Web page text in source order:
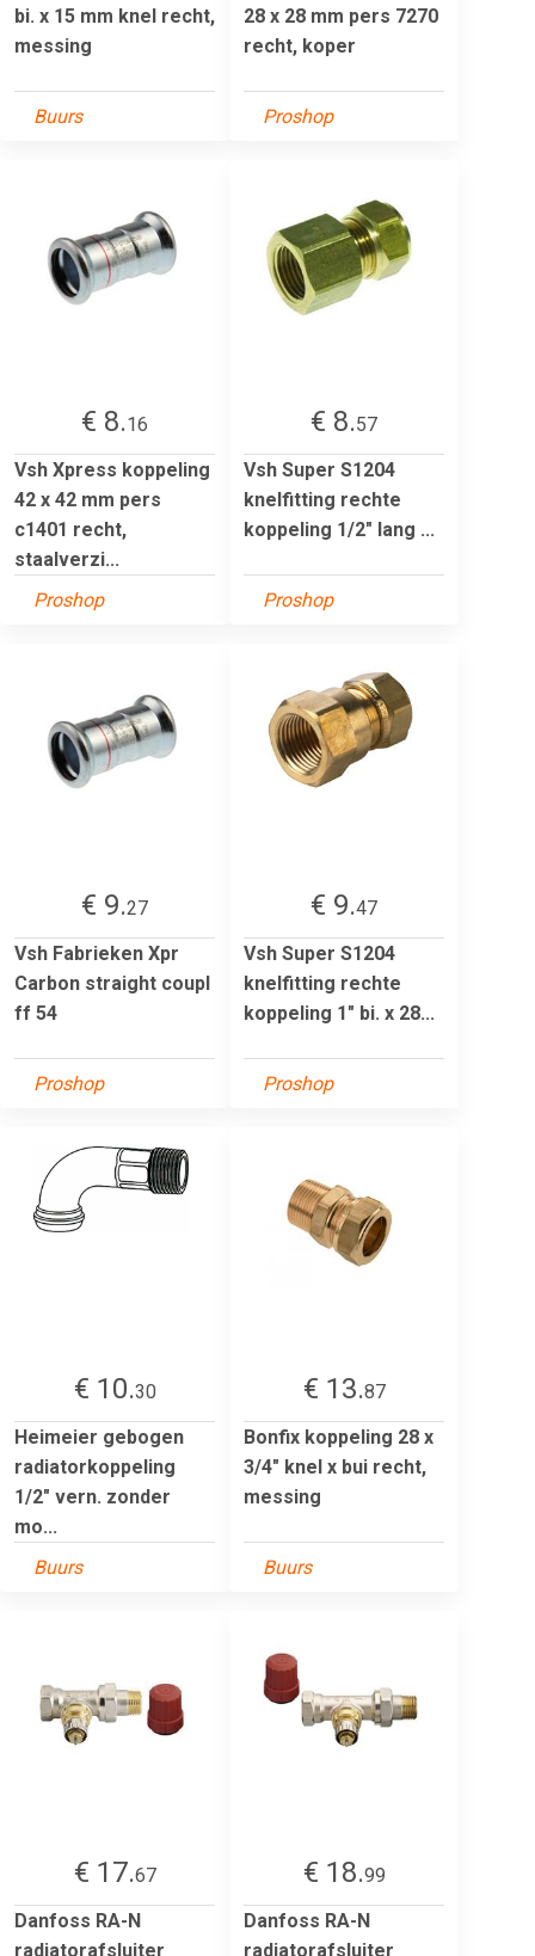
bi. x 15 mm knel recht,
messing
Buurs
28 x 28 mm pers 7270
recht, koper
Proshop
€ 8.16
Vsh Xpress koppeling
42 x 42 mm pers
c1401 recht,
staalverzi...
Proshop
€ 8.57
Vsh Super S1204
knelfitting rechte
koppeling 1/2" lang ...
Proshop
€ 9.27
Vsh Fabrieken Xpr
Carbon straight coupl
ff 54
Proshop
€ 9.47
Vsh Super S1204
knelfitting rechte
koppeling 1" bi. x 28...
Proshop
€ 10.30
Heimeier gebogen
radiatorkoppeling
1/2" vern. zonder
mo...
Buurs
€ 13.87
Bonfix koppeling 28 x
3/4" knel x bui recht,
messing
Buurs
€ 17.67
Danfoss RA-N
radiatorafsluiter
€ 18.99
Danfoss RA-N
radiatorafsluiter